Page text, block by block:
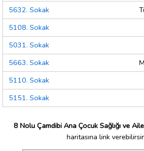
5632. Sokak
5108. Sokak
5031. Sokak
5663. Sokak
5110. Sokak
5151. Sokak
8 Nolu Çamdibi Ana Çocuk Sağlığı ve
haritasına link